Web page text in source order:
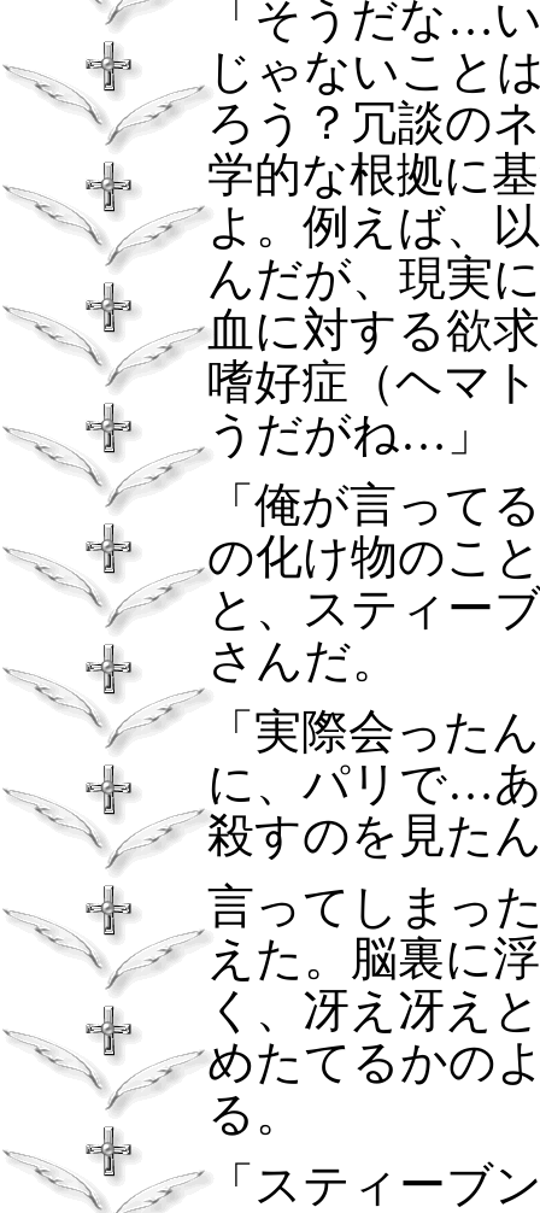
「そうだな…
じゃないこと
ろう？冗談の
学的な根拠に
よ。例えば、
んだが、現実
血に対する欲
嗜好症（ヘマ
うだがね…」
「俺が言って
の化け物のこ
と、スティー
さんだ。
「実際会った
に、パリで…
殺すのを見た
言ってしまっ
えた。脳裏に
く、冴え冴え
めたてるかの
る。
「スティーブ